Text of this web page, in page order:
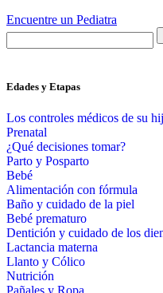
Encuentre un Pediatra
Edades y Etapas
Los controles médicos de su
Prenatal
¿Qué decisiones tomar?
Parto y Posparto
Bebé
Alimentación con fórmula
Baño y cuidado de la piel
Bebé prematuro
Dentición y cuidado de los
Lactancia materna
Llanto y Cólico
Nutrición